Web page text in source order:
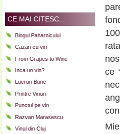
CE MAI CITESC...
Blogul Paharnicului
Cazan cu vin
From Grapes to Wine
Inca un vin?
Lucruri Bune
Printre Vinuri
Punctul pe vin
Razvan Marasescu
Vinul din Cluj
ce